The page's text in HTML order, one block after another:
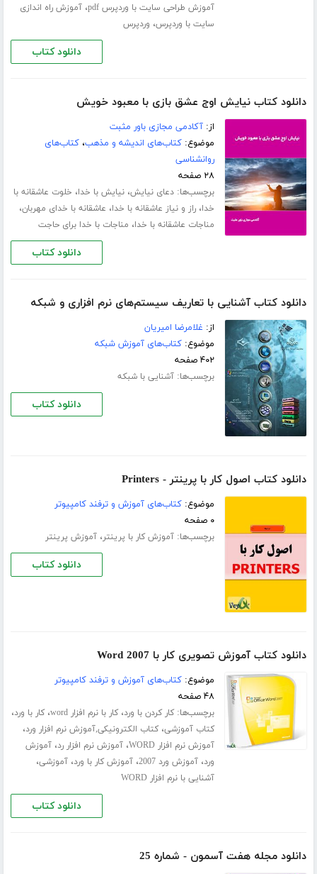
آموزش طراحی سایت با وردپرس pdf ،آموزش راه اندازی
سایت با وردپرس، وردپرس
دانلود کتاب
دانلود کتاب نیایش اوج عشق بازی با معبود خویش
از:آکادمی مجازی باور مثبت
موضوع:کتاب‌های اندیشه و مذهب،کتاب‌های
روانشناسی
۲۸ صفحه
برچسب‌ها:دعای نیایش،نیایش با خدا، خلوت عاشقانه با
خدا،راز و نیاز عاشقانه با خدا، عاشقانه با خدای مهربان،
مناجات عاشقانه با خدا، مناجات با خدا برای حاجت
دانلود کتاب
دانلود کتاب آشنایی با تعاریف سیستم‌های نرم افزاری و شبکه
از: غلامرضا امیریان
موضوع:کتاب‌های آموزش شبکه
۴۰۲ صفحه
برچسب‌ها:آشنایی با شبکه
دانلود کتاب
دانلود کتاب اصول کار با پرینتر - Printers
موضوع:کتاب‌های آموزش و ترفند کامپیوتر
۰ صفحه
برچسب‌ها:آموزش کار با پرینتر،آموزش پرینتر
دانلود کتاب
دانلود کتاب آموزش تصویری کار با Word 2007
موضوع:کتاب‌های آموزش و ترفند کامپیوتر
۴۸ صفحه
برچسب‌ها:کار کردن با ورد،کار با نرم افزار word ،کار با ورد،
کتاب آموزشی،کتاب الکترونیکی,آموزش نرم افزار ورد،
آموزش نرم افزار WORD ،آموزش نرم افزار رد،آموزش
ورد،آموزش ورد 2007 ،آموزش کار با ورد،آموزشی،
آشنایی با نرم افزار WORD
دانلود کتاب
دانلود مجله هفت آسمون - شماره 25